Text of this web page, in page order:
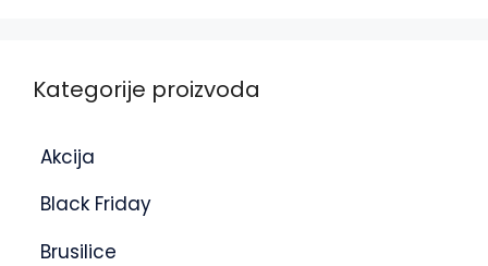
Kategorije proizvoda
Akcija
Black Friday
Brusilice